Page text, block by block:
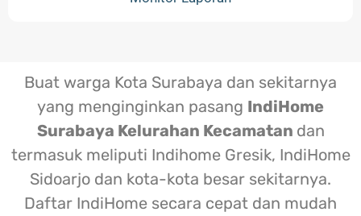
Buat warga Kota Surabaya dan sekitarnya
yang menginginkan pasang IndiHome
Surabaya Kelurahan Kecamatan dan
termasuk meliputi Indihome Gresik, IndiHome
Sidoarjo dan kota-kota besar sekitarnya.
Daftar IndiHome secara cepat dan mudah